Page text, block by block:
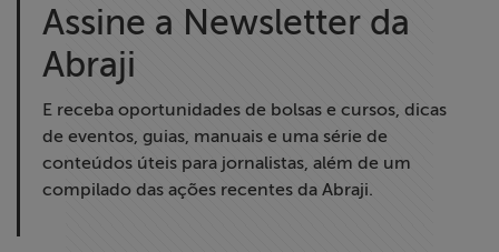
Assine a Newsletter da
Abraji
E receba oportunidades de bolsas e cursos, dicas
de eventos, guias, manuais e uma série de
conteúdos úteis para jornalistas, além de um
compilado das ações recentes da Abraji.